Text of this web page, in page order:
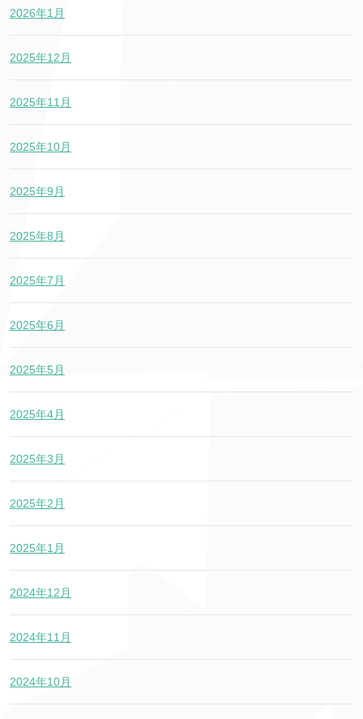
2026年1月
2025年12月
2025年11月
2025年10月
2025年9月
2025年8月
2025年7月
2025年6月
2025年5月
2025年4月
2025年3月
2025年2月
2025年1月
2024年12月
2024年11月
2024年10月